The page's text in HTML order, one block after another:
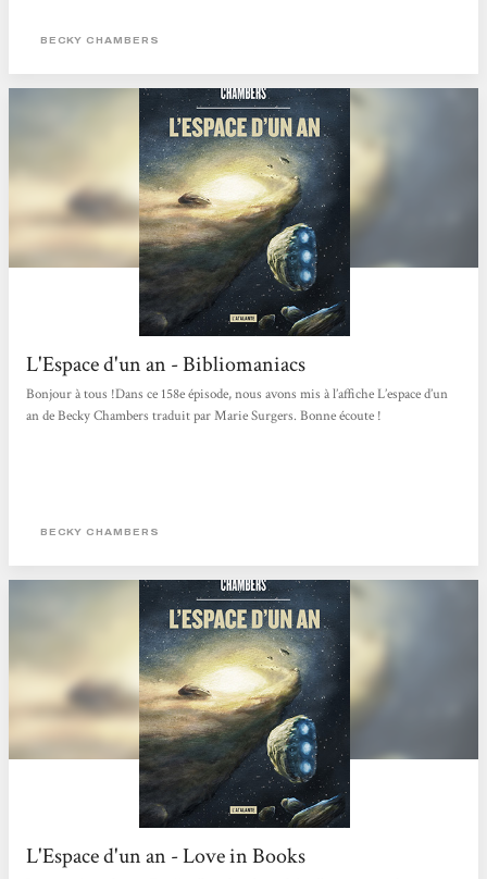
nous montre la richesse des cultures, des structures familiales, des relations, ou
BECKY CHAMBERS
L'Espace d'un an - Bibliomaniacs
Bonjour à tous !Dans ce 158e épisode, nous avons mis à l’affiche L’espace d’un
an de Becky Chambers traduit par Marie Surgers. Bonne écoute !
BECKY CHAMBERS
L'Espace d'un an - Love in Books